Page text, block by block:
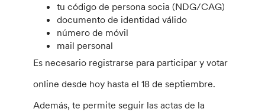
tu código de persona socia (NDG/CAG)
documento de identidad válido
número de móvil
mail personal
Es necesario registrarse para participar y votar
online desde hoy hasta el 18 de septiembre.
Además, te permite seguir las actas de la